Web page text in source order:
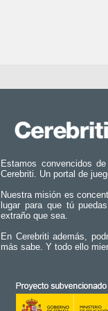
Estamos convencidos
Cerebriti. Un portal de
Nuestra misión es
lugar para que tú
extraño que sea.
En Cerebriti además,
más sabe. Y todo ello